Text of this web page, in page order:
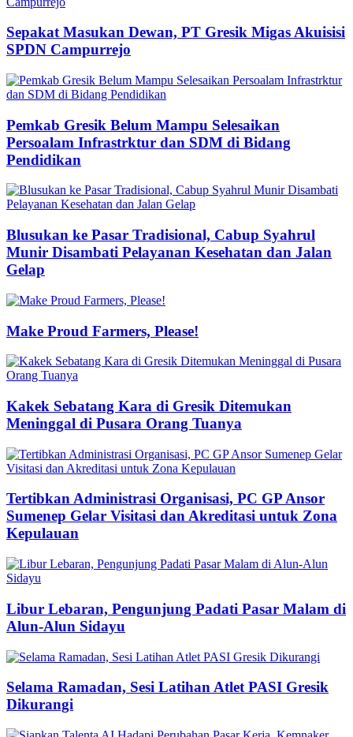
Sepakat Masukan Dewan, PT Gresik Migas Akuisisi
SPDN Campurrejo
Pemkab Gresik Belum Mampu Selesaikan
Persoalam Infrastrktur dan SDM di Bidang
Pendidikan
Blusukan ke Pasar Tradisional, Cabup Syahrul
Munir Disambati Pelayanan Kesehatan dan Jalan
Gelap
Make Proud Farmers, Please!
Kakek Sebatang Kara di Gresik Ditemukan
Meninggal di Pusara Orang Tuanya
Tertibkan Administrasi Organisasi, PC GP Ansor
Sumenep Gelar Visitasi dan Akreditasi untuk Zona
Kepulauan
Libur Lebaran, Pengunjung Padati Pasar Malam di
Alun-Alun Sidayu
Selama Ramadan, Sesi Latihan Atlet PASI Gresik
Dikurangi